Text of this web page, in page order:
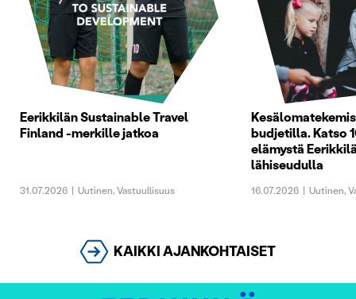
Eerikkilän Sustainable Travel
Finland -merkille jatkoa
31.07.2026 Uutinen,Vastuullisuus
budjetilla. Katso
elämystä
lähiseudulla
16.07.2026 Uutinen,
KAIKKI AJANKOHTAISET